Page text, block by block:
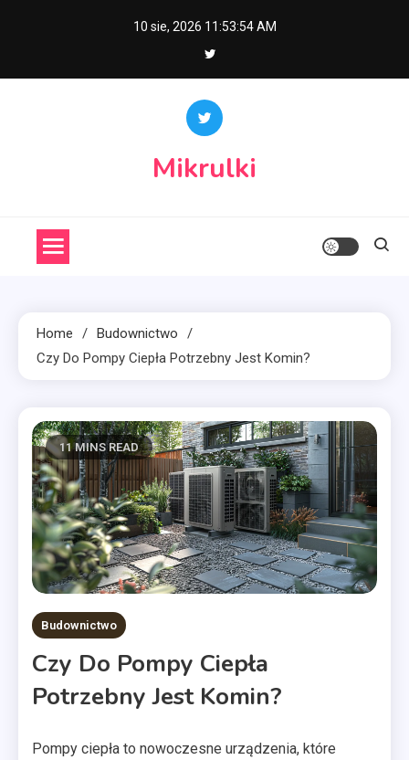
10 sie, 2026 11:53:55 AM
Mikrulki
Home
Budownictwo
Czy Do Pompy Ciepła Potrzebny Jest Komin?
11 MINS READ
Budownictwo
Czy Do Pompy Ciepła
Potrzebny Jest Komin?
Pompy ciepła to nowoczesne urządzenia, które